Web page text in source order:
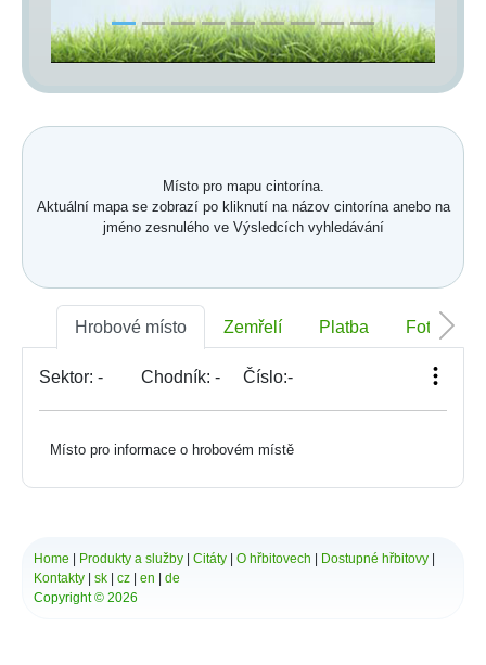
Místo pro mapu cintorína.
Aktuální mapa se zobrazí po kliknutí na názov cintorína anebo na
jméno zesnulého ve Výsledcích vyhledávání
Hrobové místo Zemřelí Platba Foto
Sektor: - Chodník: - Číslo:-
Místo pro informace o hrobovém místě
Home Produkty a služby Citáty O hřbitovech Dostupné hřbitovy
Kontakty
sk cz en
de
Copyright © 2026